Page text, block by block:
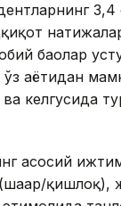
баҳолар
ҳаётидан
ва келгусида
асосий
қишлоқ),